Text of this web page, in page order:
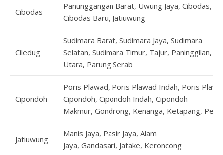
Cibodas
Panunggangan Barat, Uwung Jaya, Cibodas,
Cibodas Baru, Jatiuwung
Ciledug
Sudimara Barat, Sudimara Jaya, Sudimara
Selatan, Sudimara Timur, Tajur, Paninggilan,
Utara, Parung Serab
Cipondoh
Poris Plawad, Poris Plawad Indah, Poris
Cipondoh, Cipondoh Indah, Cipondoh
Makmur, Gondrong, Kenanga, Ketapang, Petir
Jatiuwung
Manis Jaya, Pasir Jaya, Alam
Jaya, Gandasari, Jatake, Keroncong